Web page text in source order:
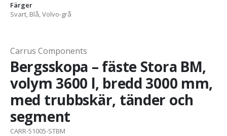
Färger
Svart, Blå, Volvo-grå
Carrus Components
Bergsskopa – fäste Stora BM,
volym 3600 l, bredd 3000 mm,
med trubbskär, tänder och
segment
CARR-51005-STBM